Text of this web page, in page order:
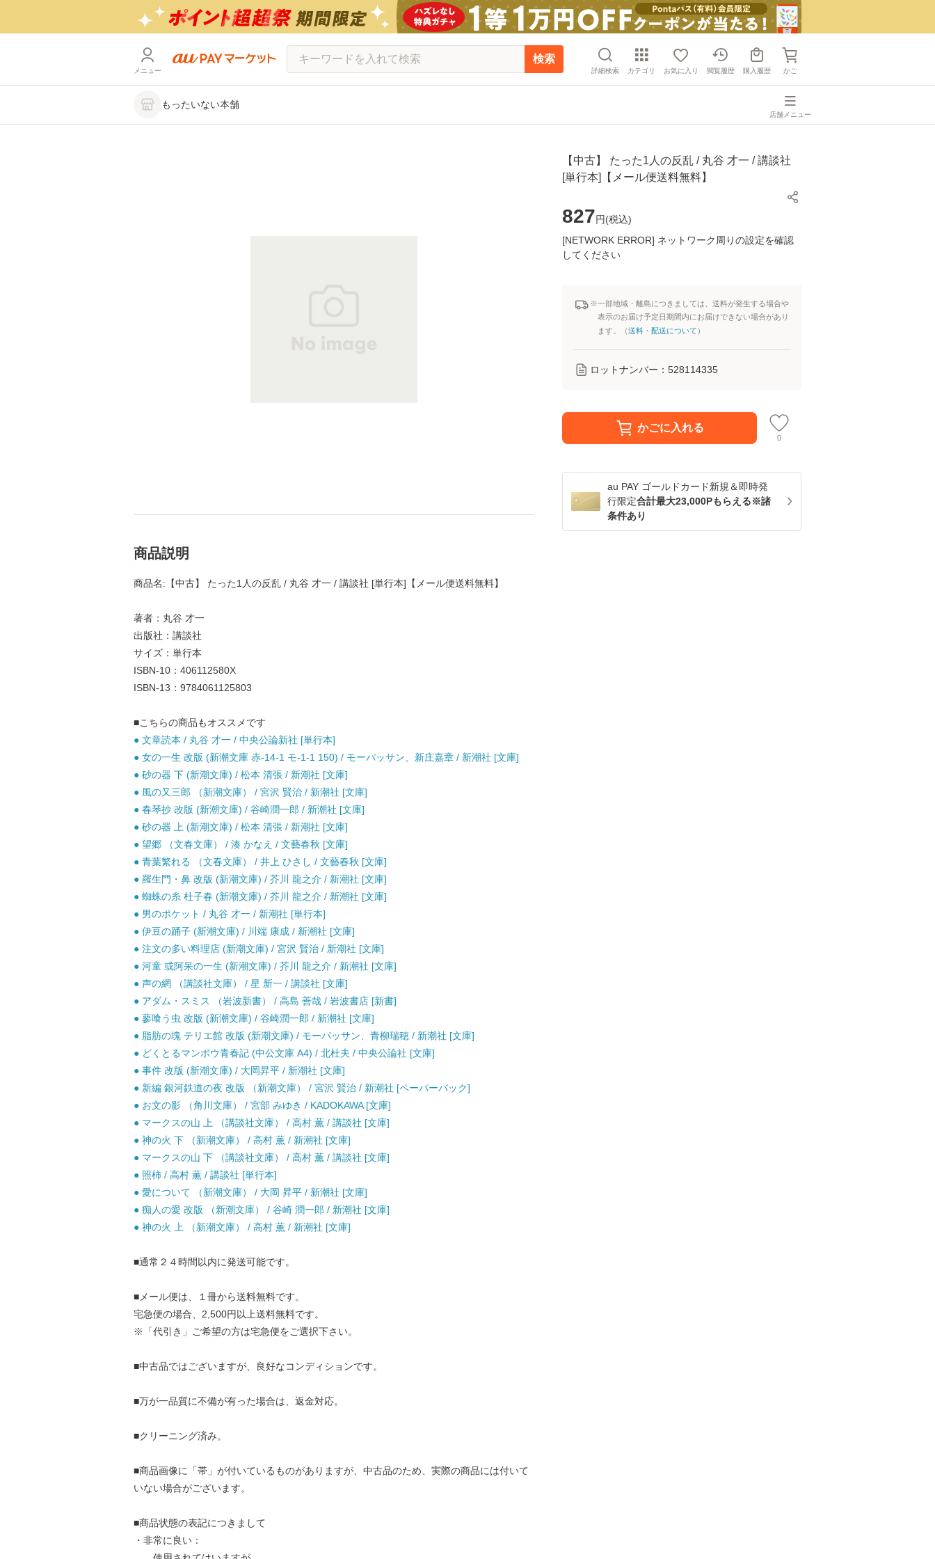
メニュー
検索
詳細検索 カテゴリ お気に入り 閲覧履歴 購入履歴 かご
もったいない本舗
店舗メニュー
【中古】 たった1人の反乱 / 丸谷 才一 / 講談社
[単行本]【メール便送料無料】
827円(税込)
[NETWORK ERROR] ネットワーク周りの設定を確認
してください
※一部地域・離島につきましては、送料が発生する場合や
表示のお届け予定日期間内にお届けできない場合があり
ます。（送料・配送について ）
ロットナンバー： 528114335
かごに入れる
0
au PAY ゴールドカード新規＆即時発
行限定合計最大23,000Pもらえる※諸
条件あり
商品説明
商品名:【中古】 たった1人の反乱 / 丸谷 才一 / 講談社 [単行本]【メール便送料無料】
著者：丸谷 才一
出版社：講談社
サイズ：単行本
ISBN-10：406112580X
ISBN-13：9784061125803
■こちらの商品もオススメです
● 文章読本 / 丸谷 才一 / 中央公論新社 [単行本]
● 女の一生 改版 (新潮文庫 赤-14-1 モ-1-1 150) / モーパッサン、新庄嘉章 / 新潮社 [文庫]
● 砂の器 下 (新潮文庫) / 松本 清張 / 新潮社 [文庫]
● 風の又三郎 （新潮文庫） / 宮沢 賢治 / 新潮社 [文庫]
● 春琴抄 改版 (新潮文庫) / 谷崎潤一郎 / 新潮社 [文庫]
● 砂の器 上 (新潮文庫) / 松本 清張 / 新潮社 [文庫]
● 望郷 （文春文庫） / 湊 かなえ / 文藝春秋 [文庫]
● 青葉繁れる （文春文庫） / 井上 ひさし / 文藝春秋 [文庫]
● 羅生門・鼻 改版 (新潮文庫) / 芥川 龍之介 / 新潮社 [文庫]
● 蜘蛛の糸 杜子春 (新潮文庫) / 芥川 龍之介 / 新潮社 [文庫]
● 男のポケット / 丸谷 才一 / 新潮社 [単行本]
● 伊豆の踊子 (新潮文庫) / 川端 康成 / 新潮社 [文庫]
● 注文の多い料理店 (新潮文庫) / 宮沢 賢治 / 新潮社 [文庫]
● 河童 或阿呆の一生 (新潮文庫) / 芥川 龍之介 / 新潮社 [文庫]
● 声の網 （講談社文庫） / 星 新一 / 講談社 [文庫]
● アダム・スミス （岩波新書） / 高島 善哉 / 岩波書店 [新書]
● 蓼喰う虫 改版 (新潮文庫) / 谷崎潤一郎 / 新潮社 [文庫]
● 脂肪の塊 テリエ館 改版 (新潮文庫) / モーパッサン、青柳瑞穂 / 新潮社 [文庫]
● どくとるマンボウ青春記 (中公文庫 A4) / 北杜夫 / 中央公論社 [文庫]
● 事件 改版 (新潮文庫) / 大岡昇平 / 新潮社 [文庫]
● 新編 銀河鉄道の夜 改版 （新潮文庫） / 宮沢 賢治 / 新潮社 [ペーパーバック]
● お文の影 （角川文庫） / 宮部 みゆき / KADOKAWA [文庫]
● マークスの山 上 （講談社文庫） / 高村 薫 / 講談社 [文庫]
● 神の火 下 （新潮文庫） / 高村 薫 / 新潮社 [文庫]
● マークスの山 下 （講談社文庫） / 高村 薫 / 講談社 [文庫]
● 照柿 / 高村 薫 / 講談社 [単行本]
● 愛について （新潮文庫） / 大岡 昇平 / 新潮社 [文庫]
● 痴人の愛 改版 （新潮文庫） / 谷崎 潤一郎 / 新潮社 [文庫]
● 神の火 上 （新潮文庫） / 高村 薫 / 新潮社 [文庫]
■通常２４時間以内に発送可能です。
■メール便は、１冊から送料無料です。
宅急便の場合、2,500円以上送料無料です。
※「代引き」ご希望の方は宅急便をご選択下さい。
■中古品ではございますが、良好なコンディションです。
■万が一品質に不備が有った場合は、返金対応。
■クリーニング済み。
■商品画像に「帯」が付いているものがありますが、中古品のため、実際の商品には付いて
いない場合がございます。
■商品状態の表記につきまして
・非常に良い：